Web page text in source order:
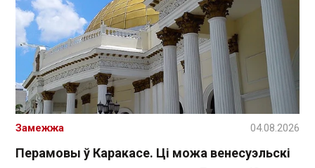
Перамовы ў Каракасе. Ці можа венесуэльскі
Замежжа 04.08.2026